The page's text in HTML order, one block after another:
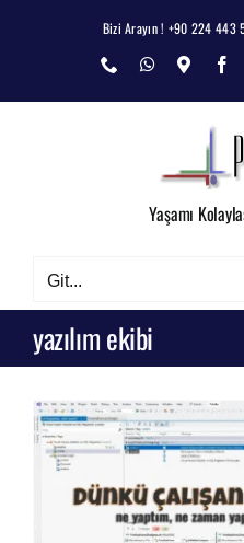
Bizi Arayın ! +90 224 443
Phone WhatsApp
Map
Yaşamı
Git...
yazılım ekibi